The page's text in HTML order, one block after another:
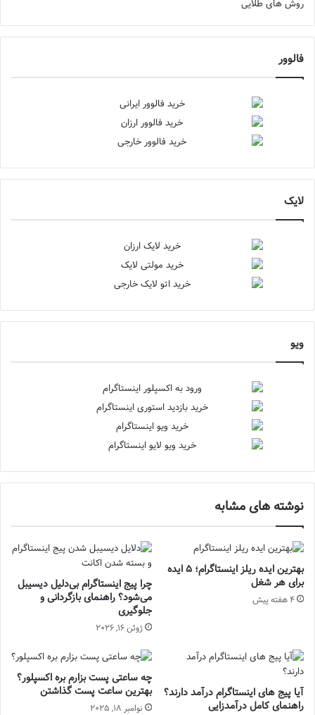
فالوور
لایک
ویو
نوشته های مشابه
بهترین ایده ریلز اینستاگرام؛ 5 ایده‌
برای هر شغل
4 هفته پیش
چرا پیج اینستاگرام بی‌دلیل دیسیبل
می‌شود؟ راهنمای بازگردانی و
جلوگیری
ژوئن 16, 2026
آیا پیج‌ های اینستاگرام درآمد دارند؟
راهنمای کامل درآمدزایی
چه ساعتی پست بزارم بره اکسپلور؟
بهترین ساعت پست گذاشتن
نوامبر 18, 2025